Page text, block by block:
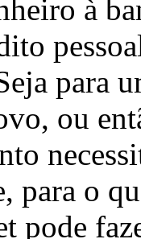
à
para
ou
para o
pode